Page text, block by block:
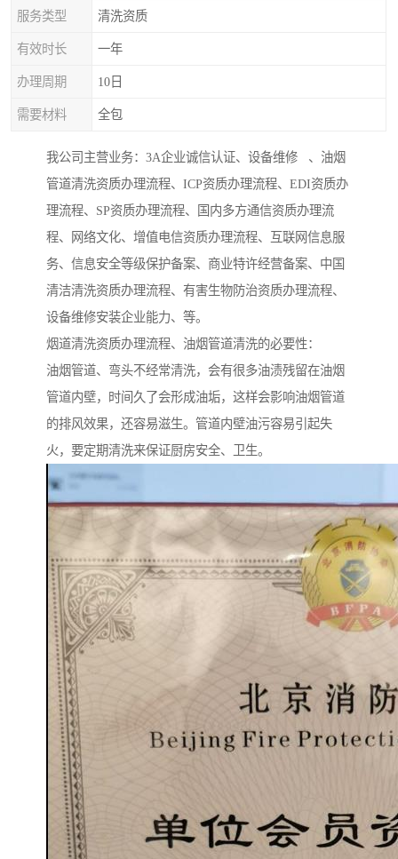
服务类型 清洗资质
有效时长 一年
办理周期 10日
需要材料 全包
我公司主营业务：3A企业诚信认证、设备维修 、油烟
管道清洗资质办理流程、ICP资质办理流程、EDI资质办
理流程、SP资质办理流程、国内多方通信资质办理流
程、网络文化、增值电信资质办理流程、互联网信息服
务、信息安全等级保护备案、商业特许经营备案、中国
清洁清洗资质办理流程、有害生物防治资质办理流程、
设备维修安装企业能力、等。
烟道清洗资质办理流程、油烟管道清洗的必要性：
油烟管道、弯头不经常清洗，会有很多油渍残留在油烟
管道内壁，时间久了会形成油垢，这样会影响油烟管道
的排风效果，还容易滋生。管道内壁油污容易引起失
火，要定期清洗来保证厨房安全、卫生。